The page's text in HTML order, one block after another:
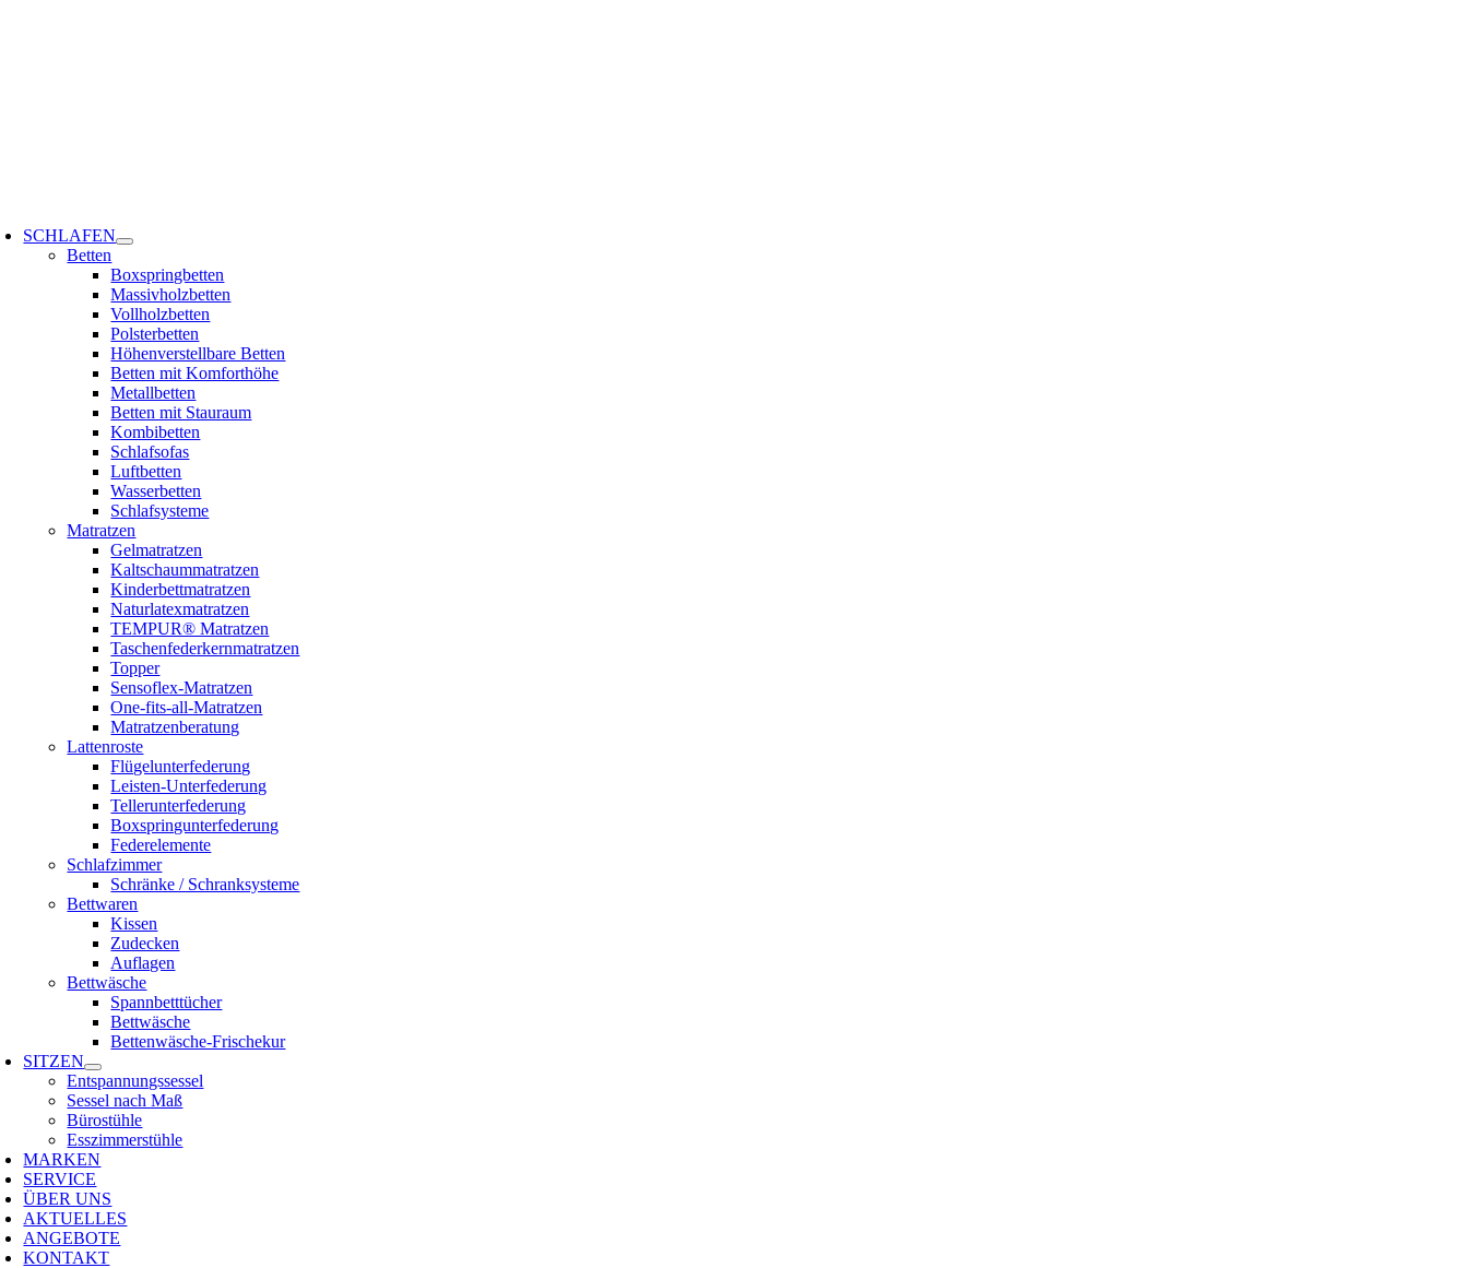
SCHLAFEN
Betten
Boxspringbetten
Massivholzbetten
Vollholzbetten
Polsterbetten
Höhenverstellbare Betten
Betten mit Komforthöhe
Metallbetten
Betten mit Stauraum
Kombibetten
Schlafsofas
Luftbetten
Wasserbetten
Schlafsysteme
Matratzen
Gelmatratzen
Kaltschaummatratzen
Kinderbettmatratzen
Naturlatexmatratzen
TEMPUR® Matratzen
Taschenfederkernmatratzen
Topper
Sensoflex-Matratzen
One-fits-all-Matratzen
Matratzenberatung
Lattenroste
Flügelunterfederung
Leisten-Unterfederung
Tellerunterfederung
Boxspringunterfederung
Federelemente
Schlafzimmer
Schränke / Schranksysteme
Bettwaren
Kissen
Zudecken
Auflagen
Bettwäsche
Spannbetttücher
Bettwäsche
Bettenwäsche-Frischekur
SITZEN
Entspannungssessel
Sessel nach Maß
Bürostühle
Esszimmerstühle
MARKEN
SERVICE
ÜBER UNS
AKTUELLES
ANGEBOTE
KONTAKT